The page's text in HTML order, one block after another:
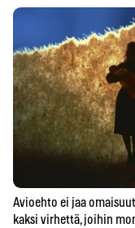
Avioehto ei jaa
kaksi virhettä, joihin